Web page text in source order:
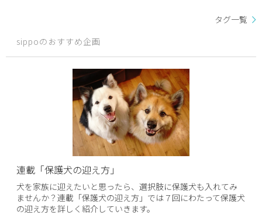
タグ一覧
sippoのおすすめ企画
連載「保護犬の迎え方」
犬を家族に迎えたいと思ったら、選択肢に保護犬も入れてみ
ませんか？連載「保護犬の迎え方」では７回にわたって保護犬
の迎え方を詳しく紹介していきます。